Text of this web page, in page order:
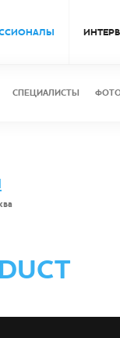
СПЕЦИАЛИСТЫ